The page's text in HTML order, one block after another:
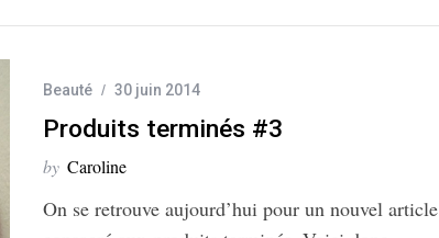
Beauté 30 juin 2014
Produits terminés #3
by Caroline
On se retrouve aujourd’hui pour un nouvel article